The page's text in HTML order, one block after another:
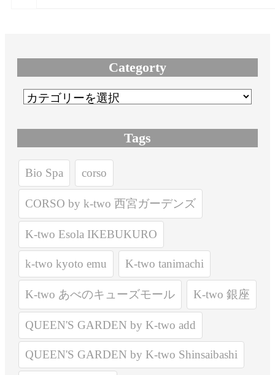
Categorty
Tags
Bio Spa corso
CORSO by k-two 西宮ガーデンズ
K-two Esola IKEBUKURO
k-two kyoto emu K-two tanimachi
K-two あべのキューズモール K-two 銀座
QUEEN'S GARDEN by K-two add
QUEEN'S GARDEN by K-two Shinsaibashi